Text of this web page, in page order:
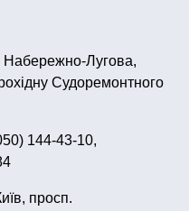
хелловін
хіпі
в масках
Набережно-Лугова,
Судоремонтного
144-43-10,
просп.